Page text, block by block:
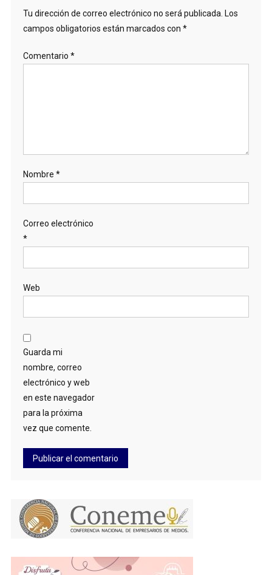
Tu dirección de correo electrónico no será publicada. Los
campos obligatorios están marcados con *
Comentario *
Nombre *
Correo electrónico
*
Web
Guarda mi
nombre, correo
electrónico y web
en este navegador
para la próxima
vez que comente.